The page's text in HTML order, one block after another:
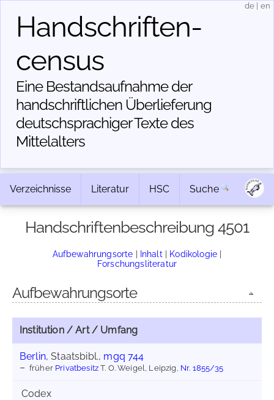
Handschriften­
census
Eine Bestandsaufnahme der
handschriftlichen Über­lieferung
deutschsprachiger Texte des
Mittelalters
de en
Verzeichnisse Literatur HSC Suche
Handschriftenbeschreibung 4501
Aufbewahrungsorte | Inhalt | Kodikologie |
Forschungsliteratur
Aufbewahrungsorte
Institution / Art / Umfang
Berlin, Staatsbibl., mgq 744
früher PrivatbesitzT. O. Weigel, Leipzig, Nr. 1855/35
Codex